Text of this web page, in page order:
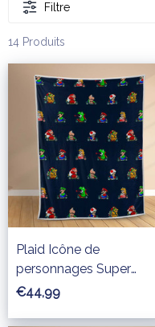
Filtre
14 Produits
Plaid Icône de
personnages Super
Mario Couverture Polaire
€44,99